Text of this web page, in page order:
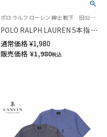
ポロ ラルフ ローレン 紳士 靴下 旧02082578 02082580
POLO RALPH LAUREN 5本指 シ
ョート 綿混 ワンポイント刺繍
メンズ ソックス 日本製
02082500
通常価格 ¥1,980
販売価格 ¥1,980税込